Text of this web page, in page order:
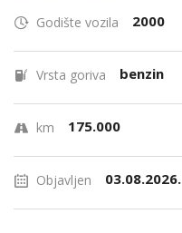
Godište vozila 2000
Vrsta goriva benzin
km 175.000
Objavljen 03.08.2026.